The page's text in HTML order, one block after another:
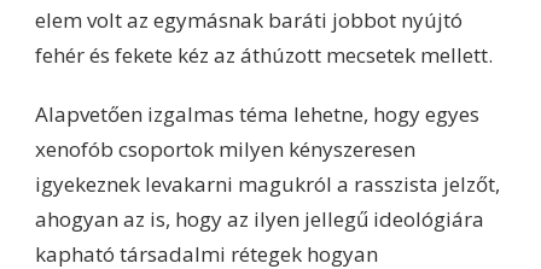
elem volt az egymásnak baráti jobbot nyújtó
fehér és fekete kéz az áthúzott mecsetek mellett.
Alapvetően izgalmas téma lehetne, hogy egyes
xenofób csoportok milyen kényszeresen
igyekeznek levakarni magukról a rasszista jelzőt,
ahogyan az is, hogy az ilyen jellegű ideológiára
kapható társadalmi rétegek hogyan